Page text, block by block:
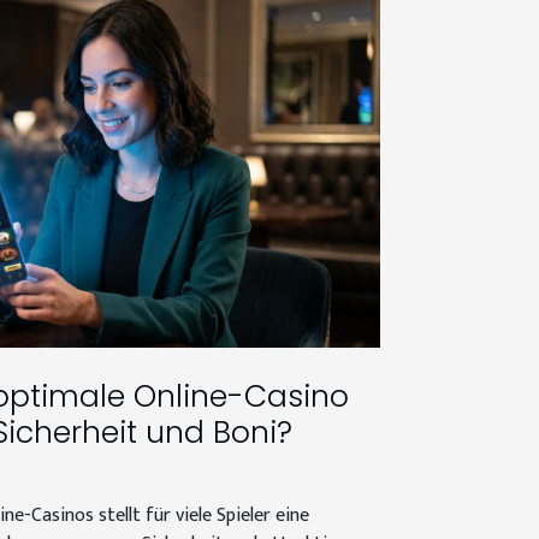
Online-Casino
und Boni?
Casinos stellt für viele Spieler eine